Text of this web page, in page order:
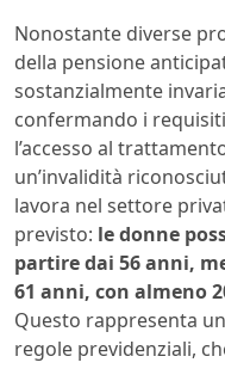
Nonostante diverse
della pensione
sostanzialmente
confermando i
l’accesso al
un’invalidità
lavora nel settore
previsto: le donne
partire dai 56 anni,
61 anni, con almeno
Questo rappresenta
regole previdenziali,